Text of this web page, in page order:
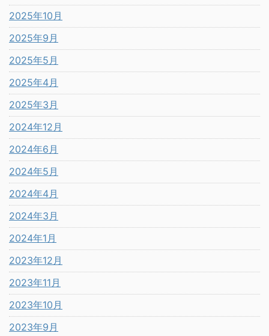
2025年10月
2025年9月
2025年5月
2025年4月
2025年3月
2024年12月
2024年6月
2024年5月
2024年4月
2024年3月
2024年1月
2023年12月
2023年11月
2023年10月
2023年9月